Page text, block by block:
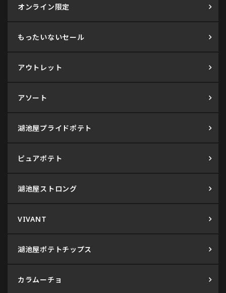
オンライン限定
もったいないセール
アウトレット
アソート
湖池屋プライドポテト
ピュアポテト
湖池屋ストロング
VIVANT
湖池屋ポテトチップス
カラムーチョ